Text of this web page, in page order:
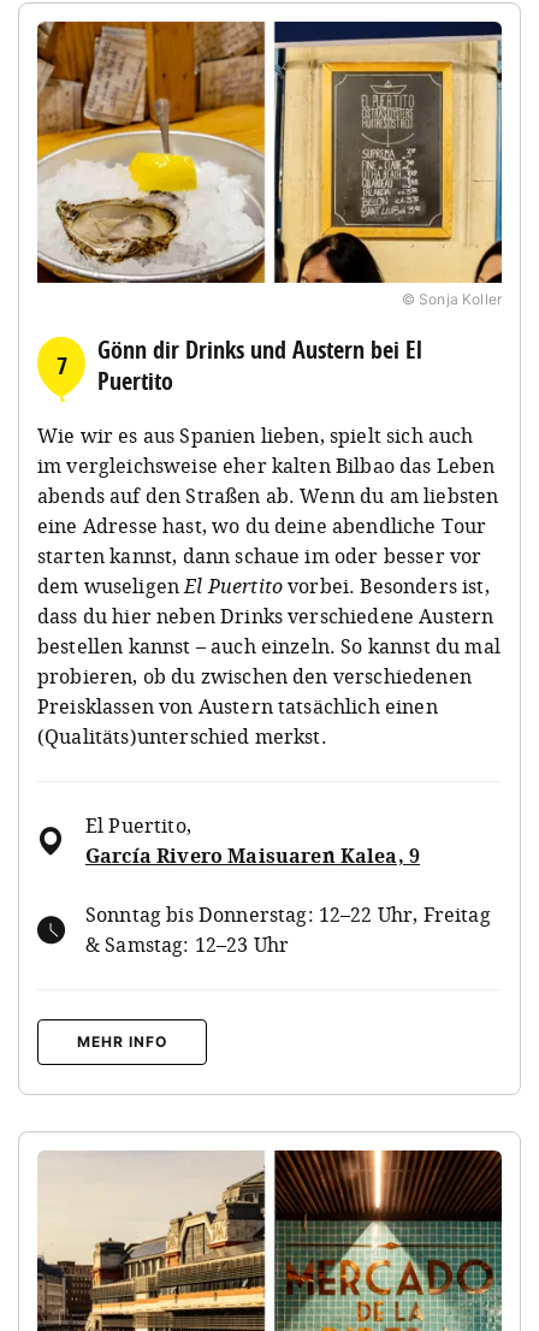
© Sonja Koller
7
Gönn dir Drinks und Austern bei El
Puertito
Wie wir es aus Spanien lieben, spielt sich auch
im vergleichsweise eher kalten Bilbao das Leben
abends auf den Straßen ab. Wenn du am liebsten
eine Adresse hast, wo du deine abendliche Tour
starten kannst, dann schaue im oder besser vor
dem wuseligenEl Puertitovorbei. Besonders ist,
dass du hier neben Drinks verschiedene Austern
bestellen kannst – auch einzeln. So kannst du mal
probieren, ob du zwischen den verschiedenen
Preisklassen von Austern tatsächlich einen
(Qualitäts)unterschied merkst.
El Puertito,
García Rivero Maisuaren Kalea, 9
Sonntag bis Donnerstag: 12–22 Uhr, Freitag
& Samstag: 12–23 Uhr
MEHR INFO